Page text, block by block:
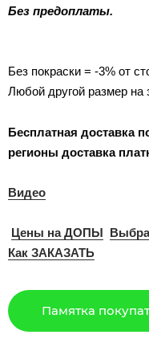
Без предоплаты.
Без покраски = -3% от
Любой другой размер на
Бесплатная доставка
регионы доставка
Видео
Цены на ДОПЫ
Как ЗАКАЗАТЬ
Памятка